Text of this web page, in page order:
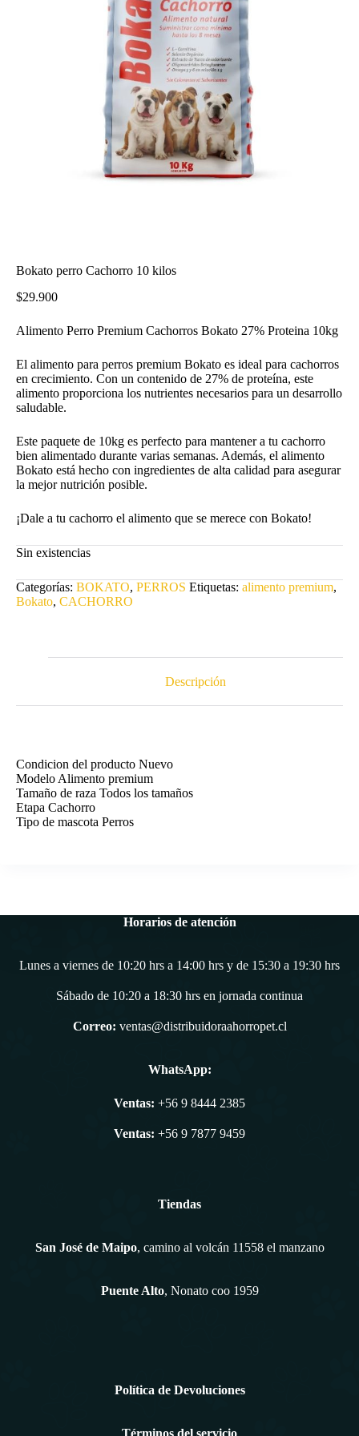
Bokato perro Cachorro 10 kilos
$29.900
Alimento Perro Premium Cachorros Bokato 27% Proteina 10kg
El alimento para perros premium Bokato es ideal para cachorros
en crecimiento. Con un contenido de 27% de proteína, este
alimento proporciona los nutrientes necesarios para un desarrollo
saludable.
Este paquete de 10kg es perfecto para mantener a tu cachorro
bien alimentado durante varias semanas. Además, el alimento
Bokato está hecho con ingredientes de alta calidad para asegurar
la mejor nutrición posible.
¡Dale a tu cachorro el alimento que se merece con Bokato!
Sin existencias
Categorías: BOKATO, PERROS Etiquetas: alimento premium,
Bokato, CACHORRO
Descripción
Condicion del producto Nuevo
Modelo Alimento premium
Tamaño de raza Todos los tamaños
Etapa Cachorro
Tipo de mascota Perros
Horarios de atención
Lunes a viernes de 10:20 hrs a 14:00 hrs y de 15:30 a 19:30 hrs
Sábado de 10:20 a 18:30 hrs en jornada continua
Correo: ventas@distribuidoraahorropet.cl
WhatsApp:
Ventas: +56 9 8444 2385
Ventas: +56 9 7877 9459
Tiendas
San José de Maipo, camino al volcán 11558 el manzano
Puente Alto, Nonato coo 1959
Política de Devoluciones